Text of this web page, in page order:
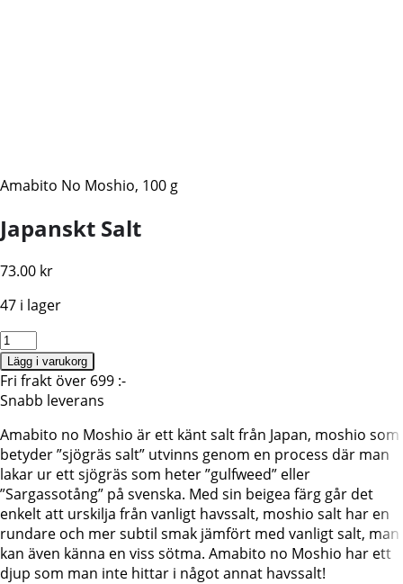
Amabito No Moshio, 100 g
Japanskt Salt
73.00 kr
47 i lager
Salt,
Amabito
no
Moshio
mängd
Lägg i varukorg
Fri frakt över 699 :-
Snabb leverans
Amabito no Moshio är ett känt salt från Japan, moshio som
betyder ”sjögräs salt” utvinns genom en process där man
lakar ur ett sjögräs som heter ”gulfweed” eller
”Sargassotång” på svenska. Med sin beigea färg går det
enkelt att urskilja från vanligt havssalt, moshio salt har en
rundare och mer subtil smak jämfört med vanligt salt, man
kan även känna en viss sötma. Amabito no Moshio har ett
djup som man inte hittar i något annat havssalt!